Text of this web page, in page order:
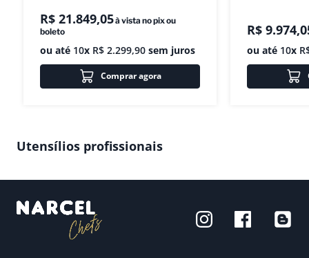
R$ 21.849,05à vista no pix ou
boleto
ou até 10x R$ 2.299,90 sem juros
Comprar agora
R$ 9.974,
ou até 10x
Utensílios profissionais